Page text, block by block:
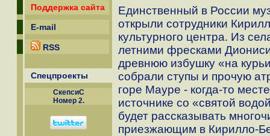
Поддержка сайта
E-mail
RSS
Спецпроекты
СкепсиС
Номер 2.
Единственный в России
открыли сотрудники
культурного центра. Из
летними фресками
древнюю избушку «на
собрали ступы и прочую
горе Мауре - когда-то
источнике со «святой
будет рассказывать
приезжающим в Кирилло-